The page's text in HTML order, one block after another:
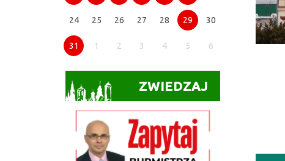
24 25 26 27 28 29 30
31 1 2 3 4 5 6
ZWIEDZAJ